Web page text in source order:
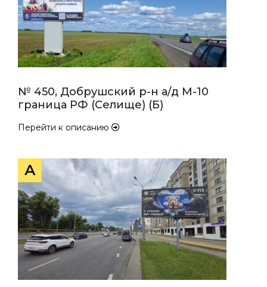
№ 450, Добрушский р-н а/д М-10
граница РФ (Селище) (Б)
Перейти к описанию
А